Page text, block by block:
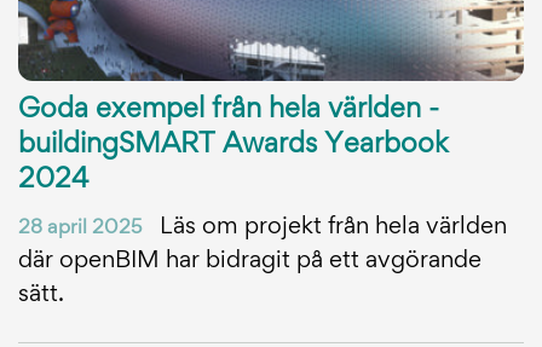
Goda exempel från hela världen -
buildingSMART Awards Yearbook
2024
28 april 2025
Läs om projekt från hela världen
där openBIM har bidragit på ett avgörande
sätt.